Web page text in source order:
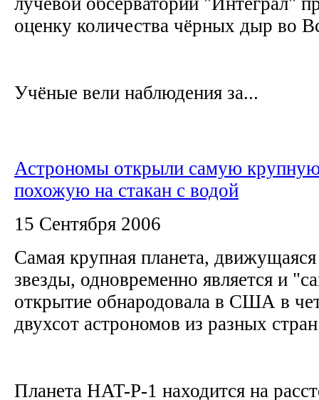
оценку количества чёрных дыр во
Учёные вели наблюдения за...
Астрономы открыли самую крупную
похожую на стакан с водой
15 Сентября 2006
Самая крупная планета,
звезды, одновременно является и
открытие обнародовала в США в
двухсот астрономов из разных
Планета HAT-P-1 находится на